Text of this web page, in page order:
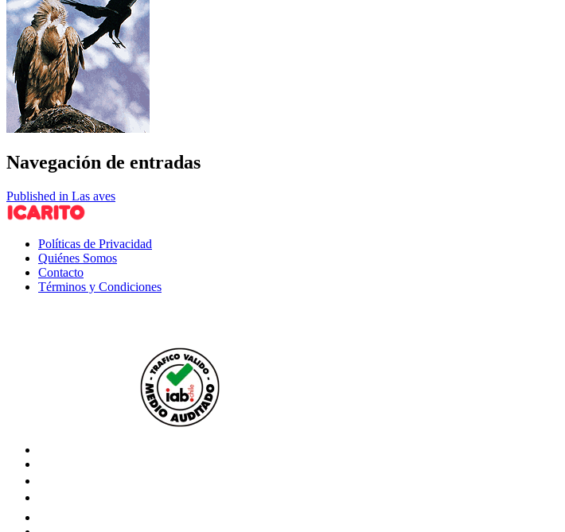
Navegación de entradas
Published in Las aves
Políticas de Privacidad
Quiénes Somos
Contacto
Términos y Condiciones